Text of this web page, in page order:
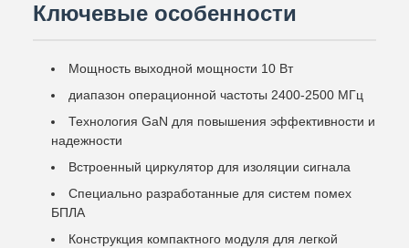
Ключевые особенности
Мощность выходной мощности 10 Вт
диапазон операционной частоты 2400-2500 МГц
Технология GaN для повышения эффективности и
надежности
Встроенный циркулятор для изоляции сигнала
Специально разработанные для систем помех
БПЛА
Конструкция компактного модуля для легкой